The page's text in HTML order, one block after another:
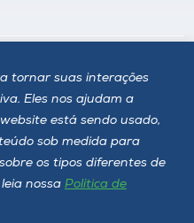
tornar suas interações
Eles nos ajudam a
está sendo usado,
sob medida para
os tipos diferentes de
nossa Política de